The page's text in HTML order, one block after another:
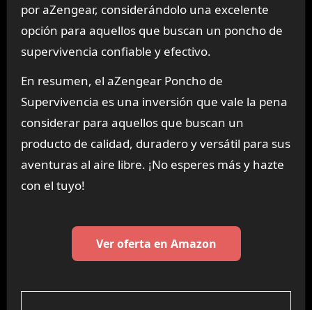
por aZengear, considerándolo una excelente
opción para aquellos que buscan un poncho de
supervivencia confiable y efectivo.
En resumen, el aZengear Poncho de
Supervivencia es una inversión que vale la pena
considerar para aquellos que buscan un
producto de calidad, duradero y versátil para sus
aventuras al aire libre. ¡No esperes más y hazte
con el tuyo!
Ver oferta en Amazon